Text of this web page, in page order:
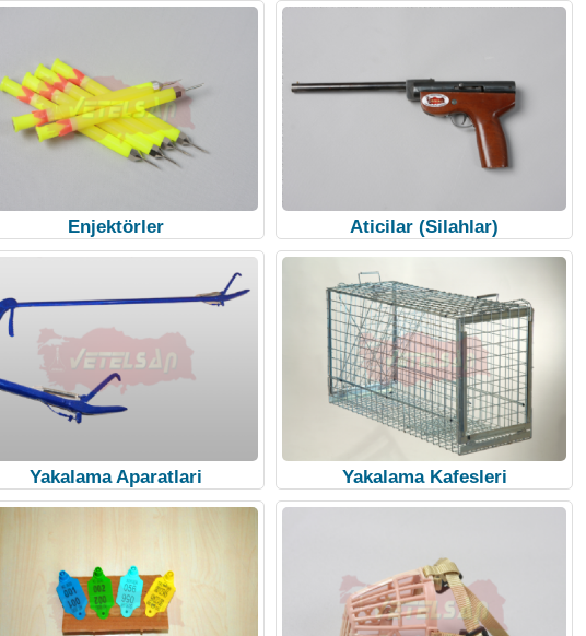
Enjektörler Aticilar (Silahlar)
Yakalama Aparatlari Yakalama Kafesleri